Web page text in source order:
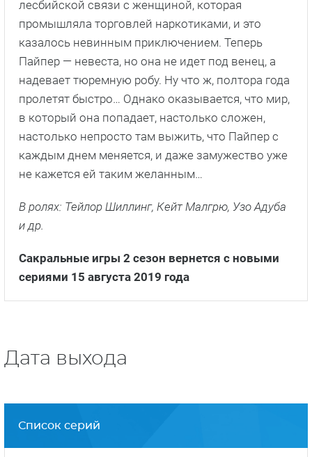
лесбийской связи с женщиной, которая
промышляла торговлей наркотиками, и это
казалось невинным приключением. Теперь
Пайпер — невеста, но она не идет под венец, а
надевает тюремную робу. Ну что ж, полтора года
пролетят быстро… Однако оказывается, что мир,
в который она попадает, настолько сложен,
настолько непросто там выжить, что Пайпер с
каждым днем меняется, и даже замужество уже
не кажется ей таким желанным…
В ролях: Тейлор Шиллинг, Кейт Малгрю, Узо Адуба
и др.
Сакральные игры 2 сезон вернется с новыми
сериями 15 августа 2019 года
Дата выхода
Список серий